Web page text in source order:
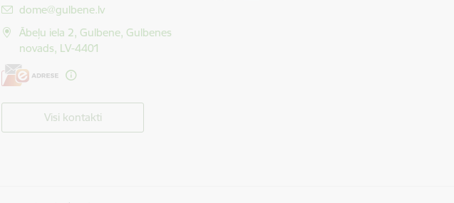
E-pasts:
dome@gulbene.lv
Ābeļu iela 2, Gulbene, Gulbenes
novads, LV-4401
Visi kontakti